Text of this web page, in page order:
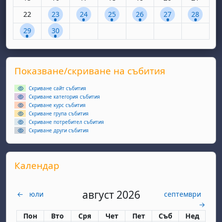
Няма събития, понеделник, 22 септември
22 1 събитие, вторник, 23 септември
23 1 събитие, сряда, 24 септември
24 1 събитие, четвъртък, 25
25 1 събитие, петък, 26
26 1 събитие,
27 128
1 събитие, понеделник, 29 септември
29 1 събитие, вторник, 30 септември
30
Supplementary blocks
Прескочи Показване/скриване на събития
Показване/скриване на събития
Скриване сайт събития
Скриване категория събития
Скриване курс събития
Скриване група събития
Скриване потребител събития
Скриване други събития
Прескочи Календар
Календар
← юли август 2026
септември
→
Понеделник
Пон вторник
Вто сряда
Сря четвъртък
Чет петък
Пет събота
Съб неделя
Нед